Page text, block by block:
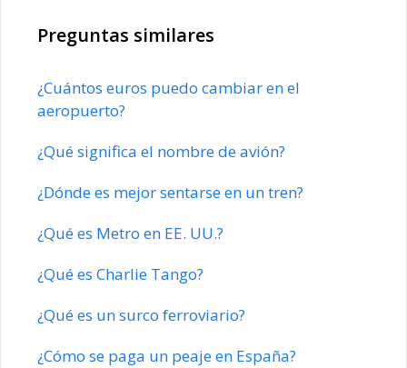
Preguntas similares
¿Cuántos euros puedo cambiar en el
aeropuerto?
¿Qué significa el nombre de avión?
¿Dónde es mejor sentarse en un tren?
¿Qué es Metro en EE. UU.?
¿Qué es Charlie Tango?
¿Qué es un surco ferroviario?
¿Cómo se paga un peaje en España?